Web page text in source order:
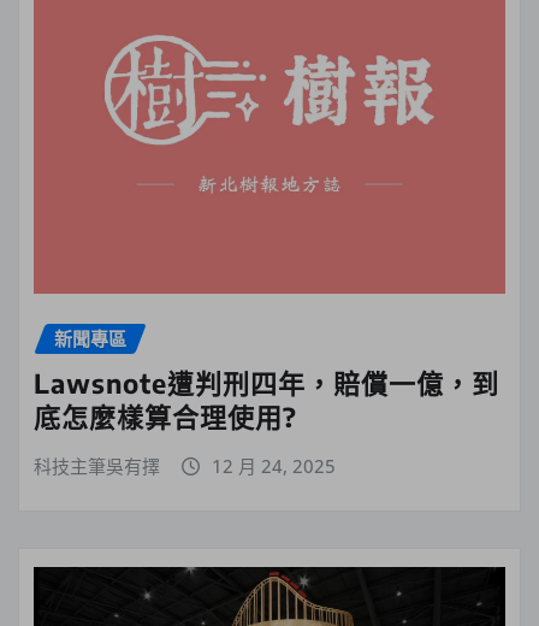
新聞專區
Lawsnote遭判刑四年，賠償一億，到
底怎麼樣算合理使用?
科技主筆吳有擇 12 月 24, 2025